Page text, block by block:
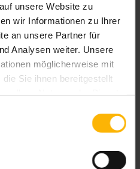
unsere Website zu
wir Informationen zu Ihrer
an unsere Partner für
Analysen weiter. Unsere
möglicherweise mit
Sie ihnen bereitgestellt